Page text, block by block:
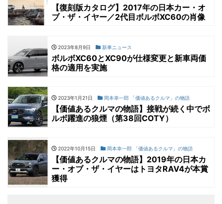
【復刻版カタログ】2017年の日本カー・オ
ブ・ザ・イヤー／2代目ボルボXC60の肖像
2023年8月9日 新車ニュース
ボルボXC60とXC90が仕様変更と新車両価
格の適用を実施
2023年1月21日 岡本幸一郎 「価値あるクルマ」の物語
【価値あるクルマの物語】接戦が続く中でボ
ルボ躍進の狼煙（第38回COTY）
2022年10月15日 岡本幸一郎 「価値あるクルマ」の物語
【価値あるクルマの物語】2019年の日本カ
ー・オブ・ザ・イヤーはトヨタRAV4が本賞
獲得